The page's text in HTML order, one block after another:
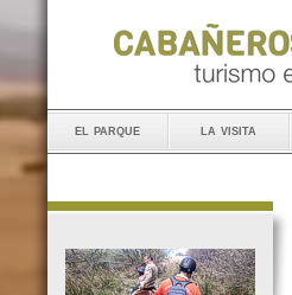
el parque la visita